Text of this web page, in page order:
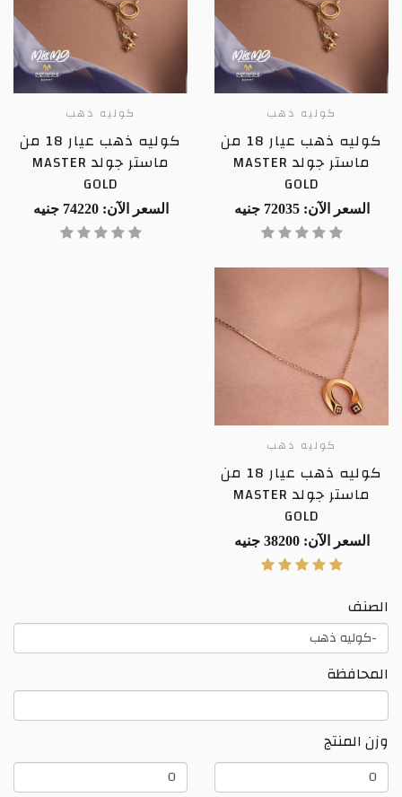
كوليه ذهب
كوليه ذهب عيار 18 من
ماستر جولد MASTER
GOLD
السعر الآن: 72035 جنيه
كوليه ذهب
كوليه ذهب عيار 18 من
ماستر جولد MASTER
GOLD
السعر الآن: 74220 جنيه
كوليه ذهب
كوليه ذهب عيار 18 من
ماستر جولد MASTER
GOLD
السعر الآن: 38200 جنيه
الصنف
المحافظة
وزن المنتج
وزن
المنتج
وزن
المنتج